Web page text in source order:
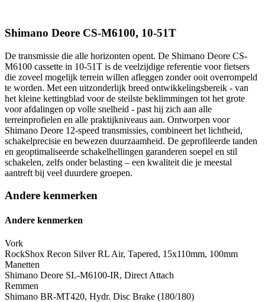
Shimano Deore CS-M6100, 10-51T
De transmissie die alle horizonten opent. De Shimano Deore CS-
M6100 cassette in 10-51T is de veelzijdige referentie voor fietsers
die zoveel mogelijk terrein willen afleggen zonder ooit overrompeld
te worden. Met een uitzonderlijk breed ontwikkelingsbereik - van
het kleine kettingblad voor de steilste beklimmingen tot het grote
voor afdalingen op volle snelheid - past hij zich aan alle
terreinprofielen en alle praktijkniveaus aan. Ontworpen voor
Shimano Deore 12-speed transmissies, combineert het lichtheid,
schakelprecisie en bewezen duurzaamheid. De geprofileerde tanden
en geoptimaliseerde schakelhellingen garanderen soepel en stil
schakelen, zelfs onder belasting – een kwaliteit die je meestal
aantreft bij veel duurdere groepen.
Andere kenmerken
Andere kenmerken
Vork
RockShox Recon Silver RL Air, Tapered, 15x110mm, 100mm
Manetten
Shimano Deore SL-M6100-IR, Direct Attach
Remmen
Shimano BR-MT420, Hydr. Disc Brake (180/180)